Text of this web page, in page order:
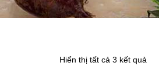
Hiển thị tất cả 3 kết quả